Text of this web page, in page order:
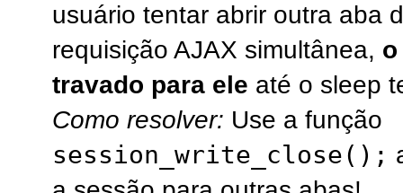
usuário tentar abrir outra aba
requisição AJAX simultânea,
travado para ele até o sleep
Como resolver: Use a função
session_write_close();